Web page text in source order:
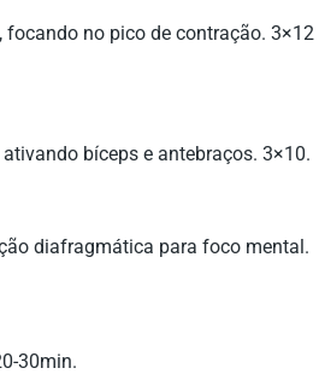
focando no pico de contração. 3×12
bíceps e antebraços. 3×10.
diafragmática para foco mental.
30min.